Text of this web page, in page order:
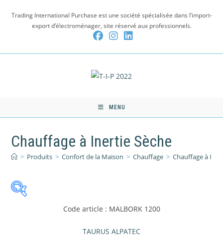
Trading International Purchase est une société spécialisée dans l’import-
export d’électroménager, site réservé aux professionnels.
MENU
Chauffage à Inertie Sèche
> Produits > Confort de la Maison > Chauffage > Chauffage à
Code article : MALBORK 1200
TAURUS ALPATEC